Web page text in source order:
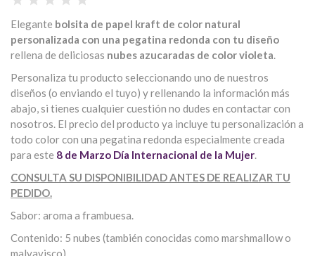
Elegante bolsita de papel kraft de color natural
personalizada con una pegatina redonda con tu diseño
rellena de deliciosas nubes azucaradas de color violeta.
Personaliza tu producto seleccionando uno de nuestros
diseños (o enviando el tuyo) y rellenando la información más
abajo, si tienes cualquier cuestión no dudes en contactar con
nosotros. El precio del producto ya incluye tu personalización a
todo color con una pegatina redonda especialmente creada
para este 8 de Marzo Día Internacional de la Mujer.
CONSULTA SU DISPONIBILIDAD ANTES DE REALIZAR TU
PEDIDO.
Sabor: aroma a frambuesa.
Contenido: 5 nubes (también conocidas como marshmallow o
malvavisco).